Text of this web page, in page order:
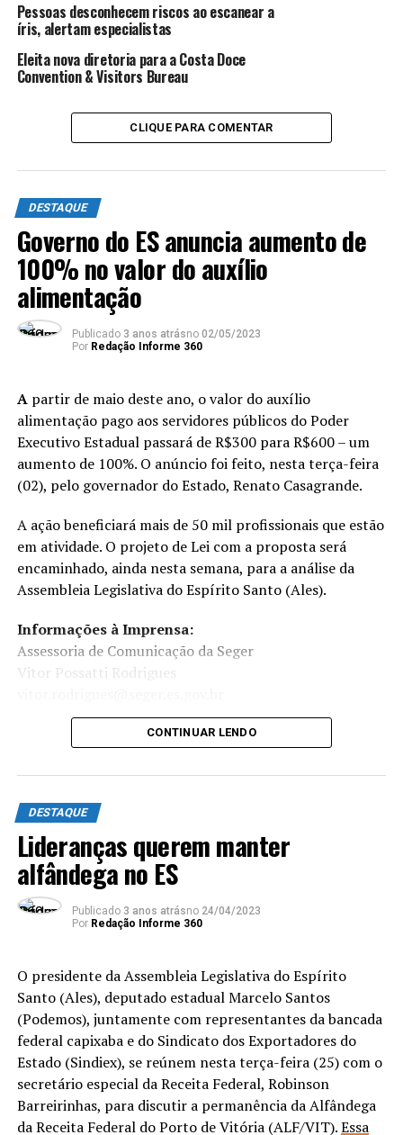
TÓPICOS RELACIONADOS: DESTAQUE FALÊNCIA
GERAL
Saúde mental: colaboradores merece atenção nos 365
dias do ano
NÃO PERCA
Candidatos ao Senado recebem propostas da indústria
Pessoas desconhecem riscos ao escanear a
íris, alertam especialistas
Eleita nova diretoria para a Costa Doce
Convention & Visitors Bureau
CLIQUE PARA COMENTAR
DESTAQUE
Governo do ES anuncia aumento de
100% no valor do auxílio
alimentação
Publicado 3 anos atrásno 02/05/2023
Por Redação Informe 360
Apartir de maio deste ano, o valor do auxílio
alimentação pago aos servidores públicos do Poder
Executivo Estadual passará de R$300 para R$600 – um
aumento de 100%. O anúncio foi feito, nesta terça-feira
(02), pelo governador do Estado, Renato Casagrande.
A ação beneficiará mais de 50 mil profissionais que estão
em atividade. O projeto de Lei com a proposta será
encaminhado, ainda nesta semana, para a análise da
Assembleia Legislativa do Espírito Santo (Ales).
Informações à Imprensa:
Assessoria de Comunicação da Seger
Vitor Possatti Rodrigues
CONTINUAR LENDO
DESTAQUE
Lideranças querem manter
alfândega no ES
Publicado 3 anos atrásno 24/04/2023
Por Redação Informe 360
O presidente da Assembleia Legislativa do Espírito
Santo (Ales), deputado estadual Marcelo Santos
(Podemos), juntamente com representantes da bancada
federal capixaba e do Sindicato dos Exportadores do
Estado (Sindiex), se reúnem nesta terça-feira (25) com o
secretário especial da Receita Federal, Robinson
Barreirinhas, para discutir a permanência da Alfândega
da Receita Federal do Porto de Vitória (ALF/VIT).Essa